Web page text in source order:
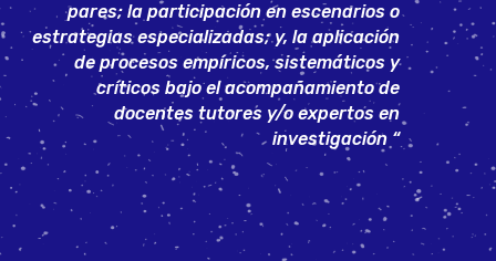
pares; la participación en escenarios o
estrategias especializadas; y, la aplicación
de procesos empíricos, sistemáticos y
críticos bajo el acompañamiento de
docentes tutores y/o expertos en
investigación “